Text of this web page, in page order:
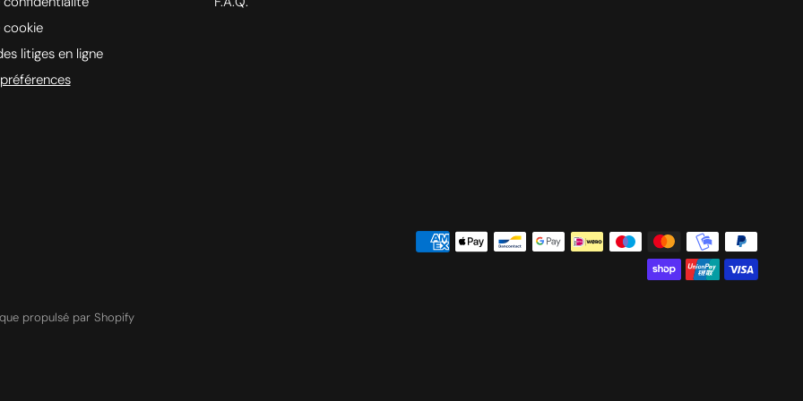
cookie
litiges en ligne
propulsé par Shopify